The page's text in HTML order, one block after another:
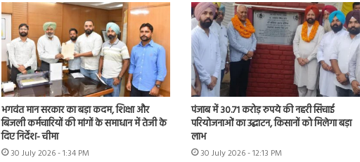
भगवंत मान सरकार का बड़ा कदम, शिक्षा और
बिजली कर्मचारियों की मांगों के समाधान में तेजी के
दिए निर्देश- चीमा
30 July 2026 - 1:34 PM
पंजाब में 30.71 करोड़ रुपये की नहरी सिंचाई
परियोजनाओं का उद्घाटन, किसानों को मिलेगा बड़ा
लाभ
30 July 2026 - 12:13 PM